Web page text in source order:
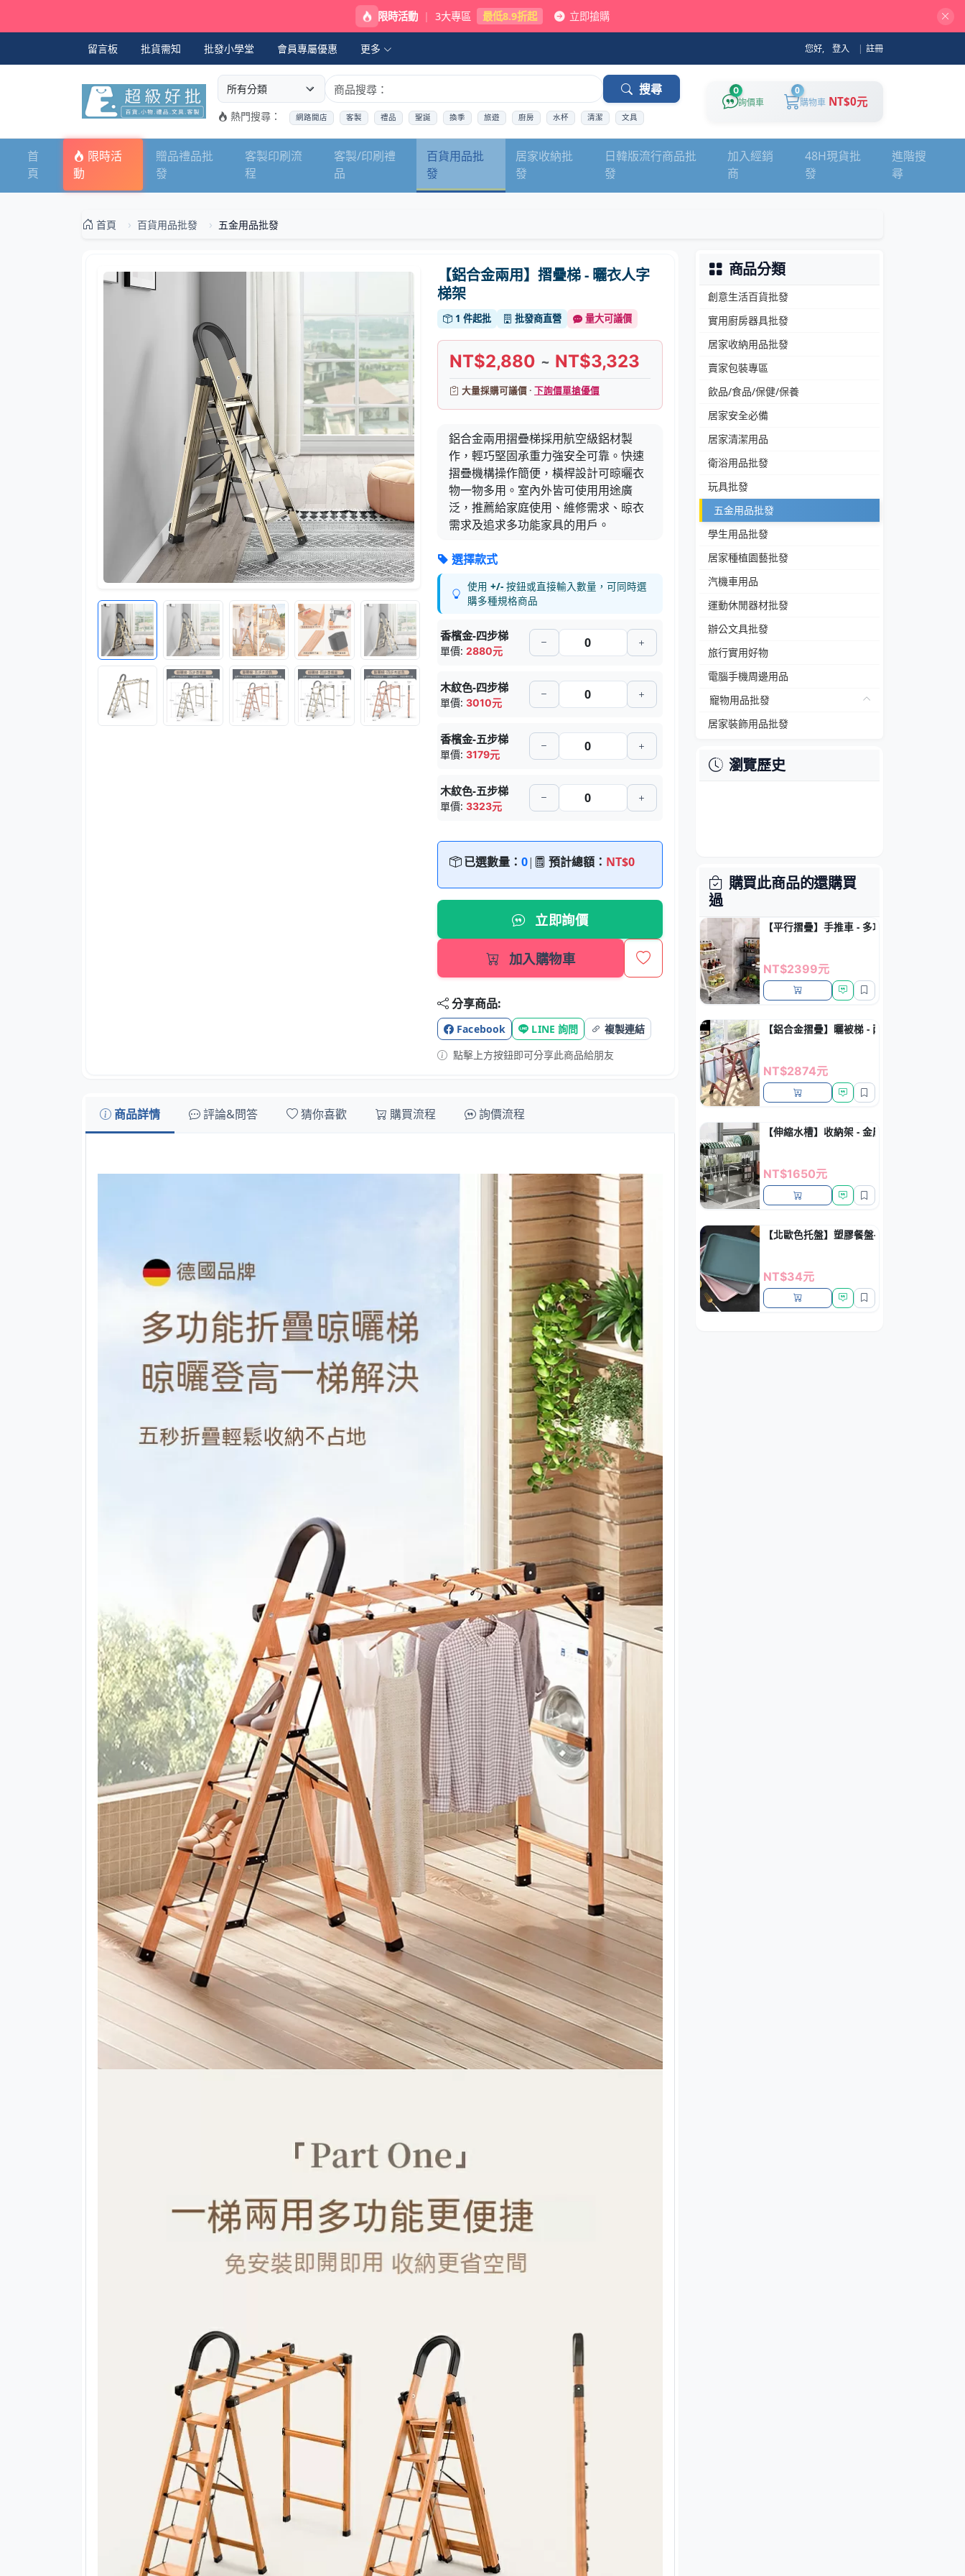
限時活動 | 3大專區 最低8.9折起 立即搶購
留言板 批貨需知 批發小學堂 會員專屬優惠 更多 您好, 登入 | 註冊
選擇商品分類
搜尋商品關鍵字 搜尋
熱門搜尋： 網路開店 客製 禮品 聖誕 換季 旅遊 廚房 水杯 清潔 文具
0
詢價車
0
購物車 NT$0元
首
頁
限時活
動
贈品禮品批
發
客製印刷流
程
客製/印刷禮
品
百貨用品批
發
居家收納批
發
日韓版流行商品批
發
加入經銷
商
48H現貨批
發
進階搜
尋
首頁 百貨用品批發 五金用品批發
【鋁合金兩用】摺疊梯 - 曬衣人字
梯架
1 件起批 批發商直營 量大可議價
NT$2,880 ~ NT$3,323
大量採購可議價 ·下詢價單搶優價
鋁合金兩用摺疊梯採用航空級鋁材製
作，輕巧堅固承重力強安全可靠。快速
摺疊機構操作簡便，橫桿設計可晾曬衣
物一物多用。室內外皆可使用用途廣
泛，推薦給家庭使用、維修需求、晾衣
需求及追求多功能家具的用戶。
選擇款式
使用+/- 按鈕或直接輸入數量，可同時選
購多種規格商品
香檳金-四步梯
單價:2880元
木紋色-四步梯
單價:3010元
香檳金-五步梯
單價:3179元
木紋色-五步梯
單價:3323元
已選數量：0| 預計總額： NT$0
立即詢價
加入購物車
分享商品:
Facebook LINE 詢問
複製連結
點擊上方按鈕即可分享此商品給朋友
商品詳情 評論&問答 猜你喜歡 購買流程 詢價流程
商品分類
創意生活百貨批發
實用廚房器具批發
居家收納用品批發
賣家包裝專區
飲品/食品/保健/保養
居家安全必備
居家清潔用品
衛浴用品批發
玩具批發
五金用品批發
學生用品批發
居家種植園藝批發
汽機車用品
運動休閒器材批發
辦公文具批發
旅行實用好物
電腦手機周邊用品
寵物用品批發
居家裝飾用品批發
瀏覽歷史
購買此商品的還購買
過
【平行摺疊】手推車 - 多功能居家置物架
NT$2399元
【鋁合金摺疊】曬被梯 - 兩用人字梯晾衣架
NT$2874元
【伸縮水槽】收納架 - 金屬瀝水碗筷架
NT$1650元
【北歐色托盤】塑膠餐盤-簡約長方形火鍋料
NT$34元